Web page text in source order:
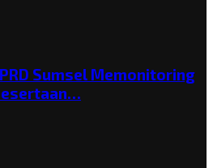
Sumsel Memonitoring